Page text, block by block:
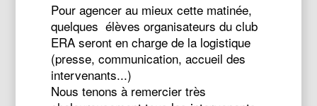
Pour agencer au mieux cette matinée,
quelques élèves organisateurs du club
ERA seront en charge de la logistique
(presse, communication, accueil des
intervenants...)
Nous tenons à remercier très